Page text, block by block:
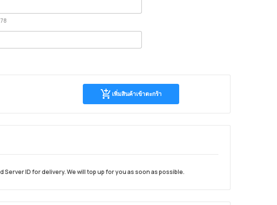
เพิ่มสินค้าเข้าตะกร้า
เพิ่มสิน
เข้า
ตะกร้า
Server ID for delivery. We will top up for you as soon as possible.